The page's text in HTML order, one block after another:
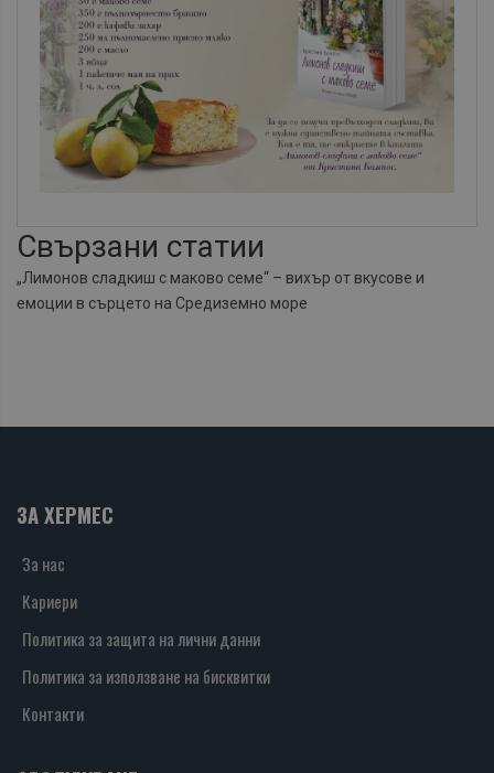
Свързани статии
„Лимонов сладкиш с маково семе“ – вихър от вкусове и
емоции в сърцето на Средиземно море
ЗА ХЕРМЕС
За нас
Кариери
Политика за защита на лични данни
Политика за използване на бисквитки
Контакти